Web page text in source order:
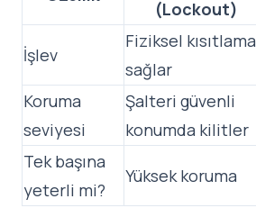
(Lockout)
İşlev
Fiziksel kısıtlama
sağlar
Koruma
seviyesi
Şalteri güvenli
konumda kilitler
Tek başına
yeterli mi?
Yüksek koruma